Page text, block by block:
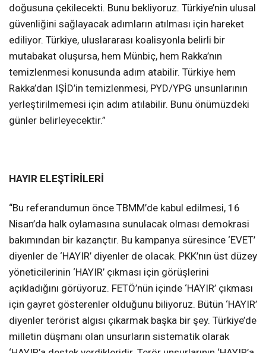
doğusuna çekilecekti. Bunu bekliyoruz. Türkiye’nin ulusal
güvenliğini sağlayacak adımların atılması için hareket
ediliyor. Türkiye, uluslararası koalisyonla belirli bir
mutabakat oluşursa, hem Münbiç, hem Rakka’nın
temizlenmesi konusunda adım atabilir. Türkiye hem
Rakka’dan IŞİD’in temizlenmesi, PYD/YPG unsunlarının
yerleştirilmemesi için adım atılabilir. Bunu önümüzdeki
günler belirleyecektir.”
HAYIR ELEŞTİRİLERİ
“Bu referandumun önce TBMM’de kabul edilmesi, 16
Nisan’da halk oylamasına sunulacak olması demokrasi
bakımından bir kazançtır. Bu kampanya süresince ‘EVET’
diyenler de ‘HAYIR’ diyenler de olacak. PKK’nın üst düzey
yöneticilerinin ‘HAYIR’ çıkması için görüşlerini
açıkladığını görüyoruz. FETÖ’nün içinde ‘HAYIR’ çıkması
için gayret gösterenler olduğunu biliyoruz. Bütün ‘HAYIR’
diyenler terörist algısı çıkarmak başka bir şey. Türkiye’de
milletin düşmanı olan unsurların sistematik olarak